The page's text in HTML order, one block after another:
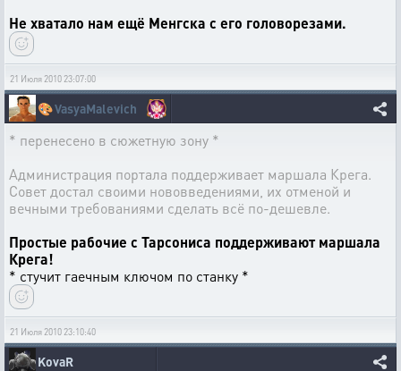
Не хватало нам ещё Менгска с его головорезами.
21 Июля 2010 23:07:00
🎨VasyaMalevich
* перенесено в сюжетную зону *
Администрация портала поддерживает маршала Крега.
Совет достал своими нововведениями, их отменой и
вечными требованиями сделать всё по-дешевле.
Простые рабочие с Тарсониса поддерживают маршала
Крега!
* стучит гаечным ключом по станку *
21 Июля 2010 23:10:40
KovaR